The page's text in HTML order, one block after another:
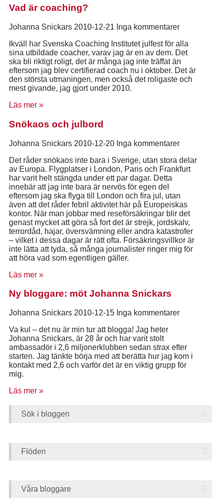
Vad är coaching?
Johanna Snickars 2010-12-21 Inga kommentarer
Ikväll har Svenska Coaching Institutet julfest för alla
sina utbildade coacher, varav jag är en av dem. Det
ska bli riktigt roligt, det är många jag inte träffat än
eftersom jag blev certifierad coach nu i oktober. Det är
den största utmaningen, men också det roligaste och
mest givande, jag gjort under 2010.
Läs mer »
Snökaos och julbord
Johanna Snickars 2010-12-20 Inga kommentarer
Det råder snökaos inte bara i Sverige, utan stora delar
av Europa. Flygplatser i London, Paris och Frankfurt
har varit helt stängda under ett par dagar. Detta
innebär att jag inte bara är nervös för egen del
eftersom jag ska flyga till London och fira jul, utan
även att det råder febril aktivitet här på Europeiskas
kontor. När man jobbar med reseförsäkringar blir det
genast mycket att göra så fort det är strejk, jordskalv,
terrordåd, hajar, översvämning eller andra katastrofer
– vilket i dessa dagar är rätt ofta. Försäkringsvillkor är
inte lätta att tyda, så många journalister ringer mig för
att höra vad som egentligen gäller.
Läs mer »
Ny bloggare: möt Johanna Snickars
Johanna Snickars 2010-12-15 Inga kommentarer
Va kul – det nu är min tur att blogga! Jag heter
Johanna Snickars, är 28 år och har varit stolt
ambassadör i 2,6 miljonerklubben sedan strax efter
starten. Jag tänkte börja med att berätta hur jag kom i
kontakt med 2,6 och varför det är en viktig grupp för
mig.
Läs mer »
Sök i bloggen
Flöden
Våra bloggare